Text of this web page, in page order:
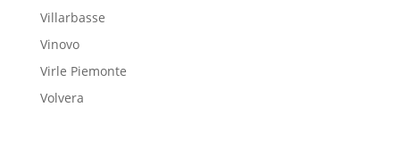
Villarbasse
Vinovo
Virle Piemonte
Volvera